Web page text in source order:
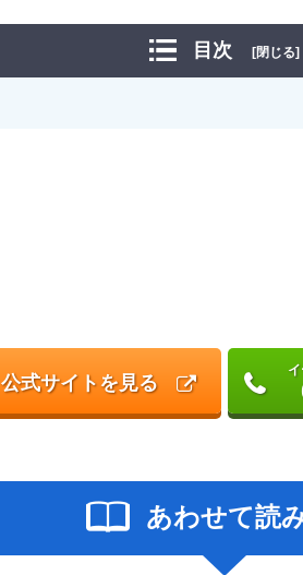
目次 [閉じる]
公式サイトを見る
あわせて読